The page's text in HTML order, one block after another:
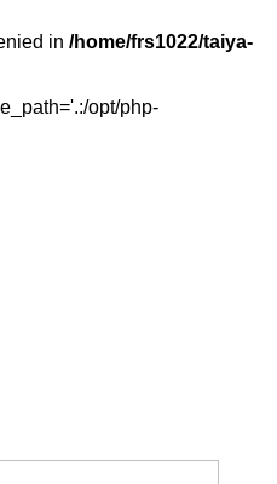
in /home/frs1022/taiya-
opt/php-